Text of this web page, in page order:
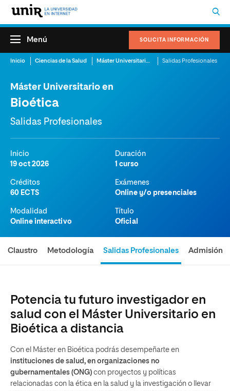
SOLICITA INFORMACIÓN
Menú
Inicio Ciencias de la Salud Máster Universitario en Bioética Salidas Profesionales
Máster Universitario en
Bioética
Salidas Profesionales
Inicio
19 oct 2026
Duración
1 curso
Créditos
60 ECTS
Exámenes
Online y/o presenciales
Modalidad
Online interactivo
Título
Oficial
Claustro Metodología Salidas Profesionales Admisión
Potencia tu futuro investigador en
salud con el Máster Universitario en
Bioética a distancia
Con el Máster en Bioética podrás desempeñarte en
instituciones de salud, en organizaciones no
gubernamentales (ONG) con proyectos y políticas
relacionadas con la ética en la salud y la investigación o llevar